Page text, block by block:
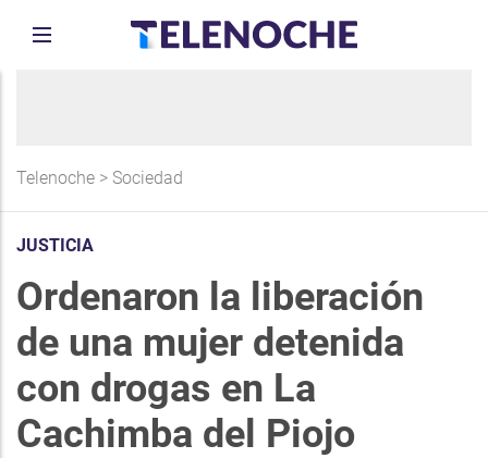
Telenoche > Sociedad
JUSTICIA
Ordenaron la liberación
de una mujer detenida
con drogas en La
Cachimba del Piojo